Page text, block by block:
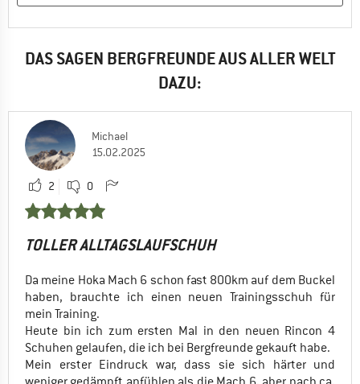
DAS SAGEN BERGFREUNDE AUS ALLER WELT
DAZU:
Michael
15.02.2025
2 0
TOLLER ALLTAGSLAUFSCHUH
Da meine Hoka Mach 6 schon fast 800km auf dem Buckel
haben, brauchte ich einen neuen Trainingsschuh für
mein Training.
Heute bin ich zum ersten Mal in den neuen Rincon 4
Schuhen gelaufen, die ich bei Bergfreunde gekauft habe.
Mein erster Eindruck war, dass sie sich härter und